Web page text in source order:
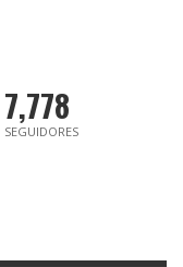
7,778
SEGUIDORES